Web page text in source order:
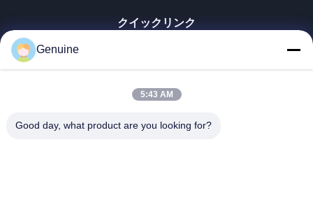
クイックリンク
企業情報
品質管理
Genuine
5:43 AM
Good day, what product are you looking for?